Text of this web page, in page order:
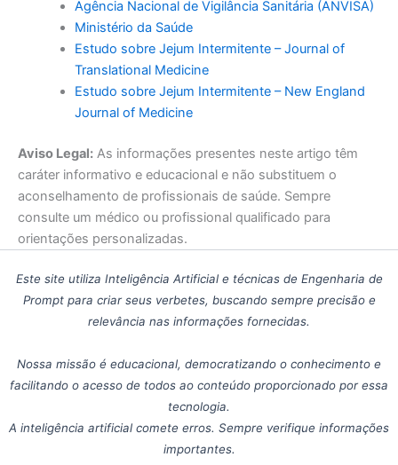
Agência Nacional de Vigilância Sanitária (ANVISA)
Ministério da Saúde
Estudo sobre Jejum Intermitente – Journal of
Translational Medicine
Estudo sobre Jejum Intermitente – New England
Journal of Medicine
Aviso Legal: As informações presentes neste artigo têm
caráter informativo e educacional e não substituem o
aconselhamento de profissionais de saúde. Sempre
consulte um médico ou profissional qualificado para
orientações personalizadas.
Este site utiliza Inteligência Artificial e técnicas de Engenharia de
Prompt para criar seus verbetes, buscando sempre precisão e
relevância nas informações fornecidas.
Nossa missão é educacional, democratizando o conhecimento e
facilitando o acesso de todos ao conteúdo proporcionado por essa
tecnologia.
A inteligência artificial comete erros. Sempre verifique informações
importantes.